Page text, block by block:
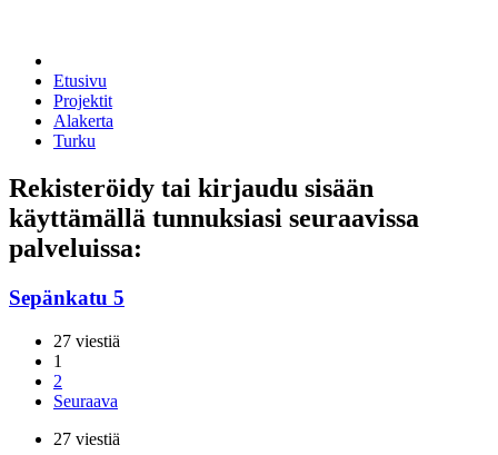
Etusivu
Projektit
Alakerta
Turku
Rekisteröidy tai kirjaudu sisään
käyttämällä tunnuksiasi seuraavissa
palveluissa:
Sepänkatu 5
27 viestiä
1
2
Seuraava
27 viestiä